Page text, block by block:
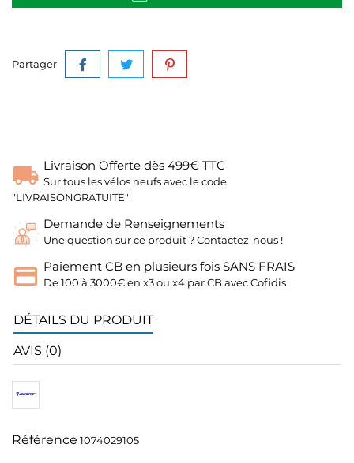
Partager
Livraison Offerte dès 499€ TTC
Sur tous les vélos neufs avec le code
"LIVRAISONGRATUITE"
Demande de Renseignements
Une question sur ce produit ? Contactez-nous !
Paiement CB en plusieurs fois SANS FRAIS
De 100 à 3000€ en x3 ou x4 par CB avec Cofidis
DÉTAILS DU PRODUIT
AVIS (0)
Référence 1074029105